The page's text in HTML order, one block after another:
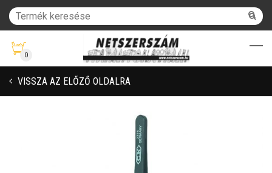
0
VISSZA AZ ELŐZŐ OLDALRA